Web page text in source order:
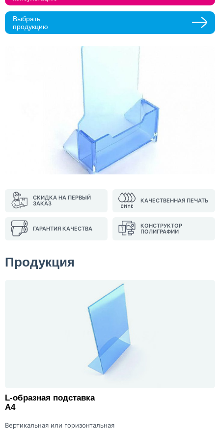
Выбрать
продукцию
СКИДКА НА ПЕРВЫЙ
ЗАКАЗ
КАЧЕСТВЕННАЯ ПЕЧАТЬ
ГАРАНТИЯ КАЧЕСТВА
КОНСТРУКТОР
ПОЛИГРАФИИ
Продукция
L-образная подставка
А4
Вертикальная или горизонтальная
Прикрепить макеты
Как с вами связаться?
Нажимая кнопку "Оставить заявку", я даю согласие на
обработку персональных данных и согласие с политикой
Нажимая на кнопку, я даю согласие на получение
информационных и рекламных рассылок